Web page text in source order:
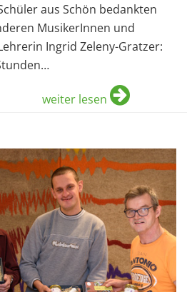
aus Schön bedankten
MusikerInnen und
Ingrid Zeleny-Gratzer:
weiter lesen